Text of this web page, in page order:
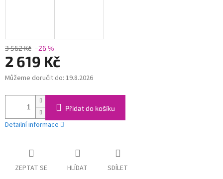
3 562 Kč –26 %
2 619 Kč
Měrná
Můžeme doručit do: 19.8.2026
Přidat do košíku
Detailní informace
ZEPTAT SE HLÍDAT SDÍLET